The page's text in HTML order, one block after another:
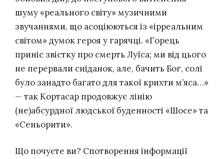
шуму «реального світу» музичними
звучаннями, що асоціюються із «ірреальним
світом» думок героя у гарячці. «Горець
приніс звістку про смерть Луїса; ми від цього
не перервали сніданок, але, бачить Бог, солі
було занадто багато для такої крихти м’яса…»
— так Кортасар продовжує лінію
(не)абсурдної людської буденності «Шосе» та
«Сеньорити».
Що почуєте ви? Спотворення інформації